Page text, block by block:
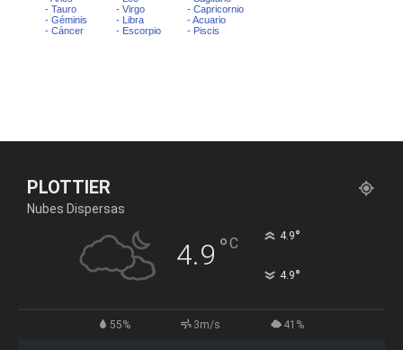
PLOTTIER
Nubes Dispersas
4.9 °C 4.9°
4.9°
55% 3m/s 41%